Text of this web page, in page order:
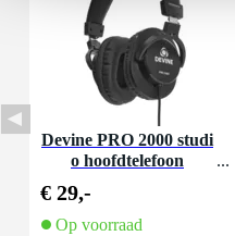
Devine PRO 2000 studi
o hoofdtelefoon
€ 29,-
Op voorraad